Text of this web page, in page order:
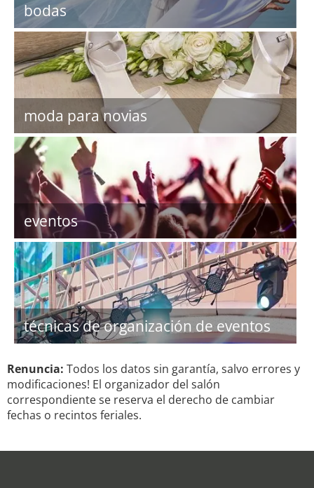
bodas
moda para novias
eventos
técnicas de organización de eventos
Renuncia: Todos los datos sin garantía, salvo errores y
modificaciones! El organizador del salón
correspondiente se reserva el derecho de cambiar
fechas o recintos feriales.